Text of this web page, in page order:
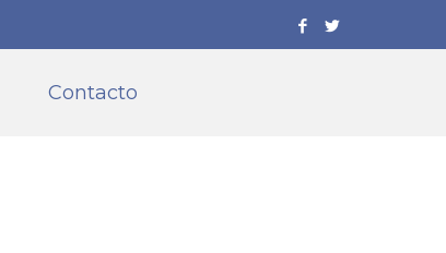
Contacto